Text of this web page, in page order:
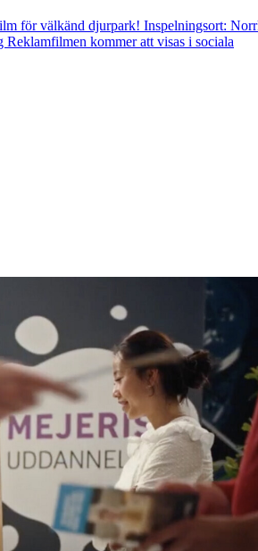
för välkänd djurpark! Inspelningsort:
kommer att visas i sociala